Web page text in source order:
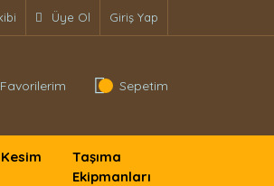
Üye Ol Giriş Yap
Favorilerim Sepetim
Taşıma
Ekipmanları